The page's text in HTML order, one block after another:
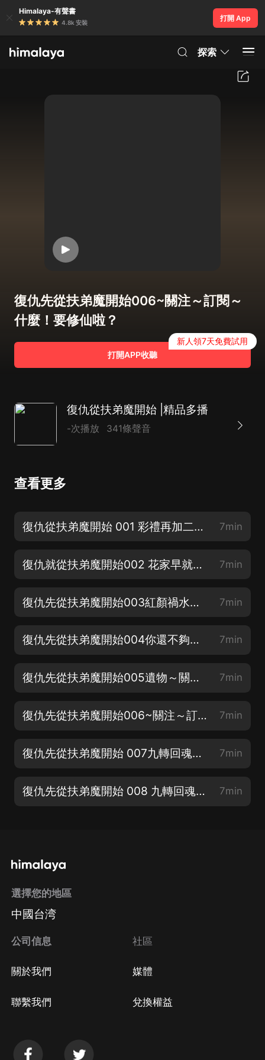
Himalaya-有聲書
4.8k 安裝
打開 App
探索
復仇先從扶弟魔開始006~關注～訂閱～
什麼！要修仙啦？
打開APP收聽
新人領7天免費試用
復仇從扶弟魔開始 |精品多播
-次播放 341條聲音
查看更多
復仇從扶弟魔開始 001 彩禮再加二十萬 關注～訂閱～追更 7min
復仇就從扶弟魔開始002 花家早就没了～關注 訂閱 7min
復仇先從扶弟魔開始003紅顏禍水～關注～訂閱～月票 7min
復仇先從扶弟魔開始004你還不夠資格～關注～訂閱喔 7min
復仇先從扶弟魔開始005遺物～關注～訂閱～月票 7min
復仇先從扶弟魔開始006~關注～訂閱～什麼！要修仙啦？ 7min
復仇先從扶弟魔開始 007九轉回魂針～關注～訂閱～月票～高人出手？三連 7min
復仇先從扶弟魔開始 008 九轉回魂針～月票～訂閱～關注 7min
選擇您的地區
中國台湾
公司信息
關於我們
聯繫我們
社區
媒體
兌換權益